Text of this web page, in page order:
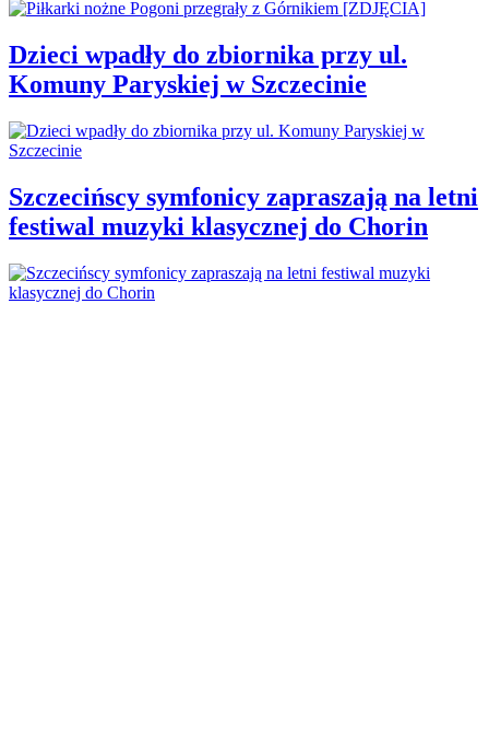
Dzieci wpadły do zbiornika przy ul.
Komuny Paryskiej w Szczecinie
Szczecińscy symfonicy zapraszają na letni
festiwal muzyki klasycznej do Chorin